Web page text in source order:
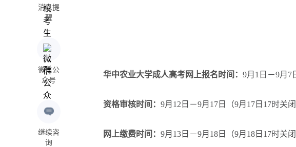
消息提
醒
微信公
众号
继续咨
询
华中农业大学成人高考网上报名时间： 9月1日－9月7
资格审核时间： 9月12日－9月17日（9月17日17时关
网上缴费时间： 9月13日－9月18日（9月18日17时关